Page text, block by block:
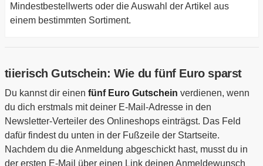
Mindestbestellwerts oder die Auswahl der Artikel aus
einem bestimmten Sortiment.
tiierisch Gutschein: Wie du fünf Euro sparst
Du kannst dir einen fünf Euro Gutschein verdienen, wenn
du dich erstmals mit deiner E-Mail-Adresse in den
Newsletter-Verteiler des Onlineshops einträgst. Das Feld
dafür findest du unten in der Fußzeile der Startseite.
Nachdem du die Anmeldung abgeschickt hast, musst du in
der ersten E-Mail über einen Link deinen Anmeldewunsch